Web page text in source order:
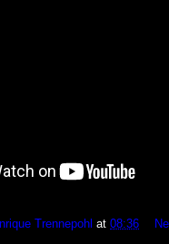
Trennepohl at 08:36